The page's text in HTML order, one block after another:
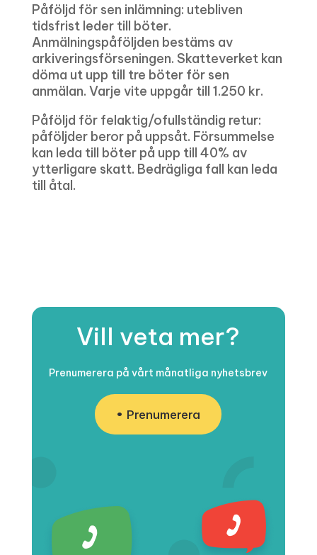
Påföljd för sen inlämning: utebliven
tidsfrist leder till böter.
Anmälningspåföljden bestäms av
arkiveringsförseningen. Skatteverket kan
döma ut upp till tre böter för sen
anmälan. Varje vite uppgår till 1.250 kr.
Påföljd för felaktig/ofullständig retur:
påföljder beror på uppsåt. Försummelse
kan leda till böter på upp till 40% av
ytterligare skatt. Bedrägliga fall kan leda
till åtal.
Vill veta mer?
Prenumerera på vårt månatliga nyhetsbrev
Prenumerera